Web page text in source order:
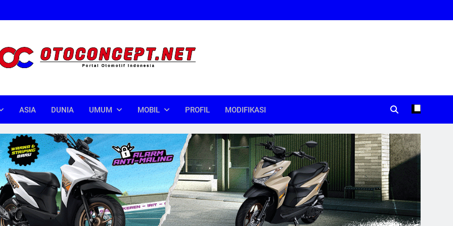
ASIA DUNIA UMUM MOBIL PROFIL MODIFIKASI